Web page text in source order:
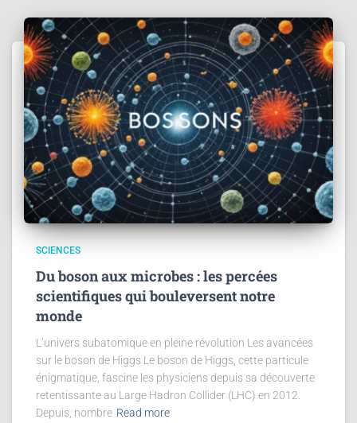
SCIENCES
Du boson aux microbes : les percées
scientifiques qui bouleversent notre
monde
L’univers subatomique en pleine révolution Les avancées
sur le boson de Higgs Le boson de Higgs, cette particule
énigmatique, fascine les physiciens depuis sa découverte
retentissante au Large Hadron Collider (LHC) en 2012.
Depuis, nombre Read more